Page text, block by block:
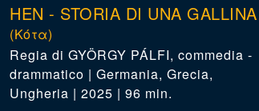
HEN - STORIA DI UNA GALLINA
(Κότα)
GYÖRGY PÁLFI, commedia -
drammatico | Germania, Grecia,
Ungheria | 2025 | 96 min.